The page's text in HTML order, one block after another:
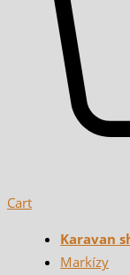
Cart
Karavan
Markízy